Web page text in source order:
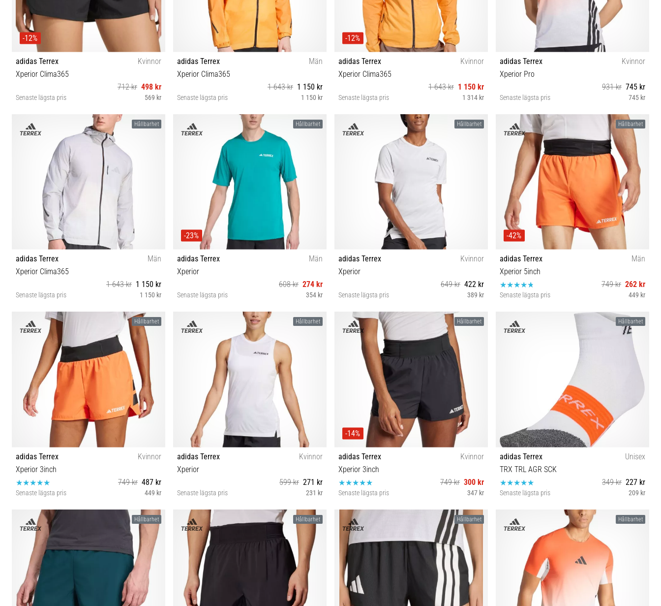
-12%
adidas Terrex
Kvinnor
Xperior Clima365
712 kr 498 kr
Senaste lägsta pris 569 kr
S 3" M 3" L 3"
adidas Terrex
Män
Xperior Clima365
1 643 kr 1 150 kr
Senaste lägsta pris 1 150 kr
S M L XL
-12%
adidas Terrex
Kvinnor
Xperior Clima365
1 643 kr 1 150 kr
Senaste lägsta pris 1 314 kr
XS S M L
adidas Terrex
Kvinnor
Xperior Pro
931 kr 745 kr
Senaste lägsta pris 745 kr
Hållbarhet
adidas Terrex
Män
Xperior Clima365
1 643 kr 1 150 kr
Senaste lägsta pris 1 150 kr
Hållbarhet
-23%
adidas Terrex
Män
Xperior
608 kr 274 kr
Senaste lägsta pris 354 kr
S M L XL
Hållbarhet
adidas Terrex
Kvinnor
Xperior
649 kr 422 kr
Senaste lägsta pris 389 kr
Hållbarhet
-42%
adidas Terrex
Män
Xperior 5inch
749 kr 262 kr
Senaste lägsta pris 449 kr
XL-5"
Hållbarhet
adidas Terrex
Kvinnor
Xperior 3inch
749 kr 487 kr
Senaste lägsta pris 449 kr
Hållbarhet
adidas Terrex
Kvinnor
Xperior
599 kr 271 kr
Senaste lägsta pris 231 kr
Hållbarhet
-14%
adidas Terrex
Kvinnor
Xperior 3inch
749 kr 300 kr
Senaste lägsta pris 347 kr
Hållbarhet
adidas Terrex
Unisex
TRX TRL AGR SCK
349 kr 227 kr
Senaste lägsta pris 209 kr
S
Hållbarhet Hållbarhet Hållbarhet Hållbarhet